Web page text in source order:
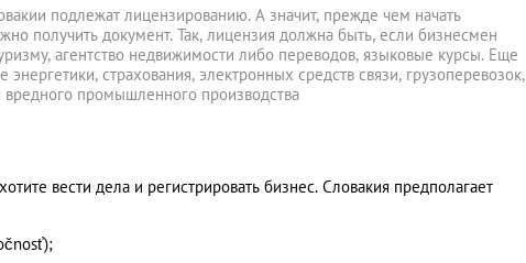
подлежат лицензированию. А значит, прежде чем начать
получить документ. Так, лицензия должна быть, если бизнесмен
агентство недвижимости либо переводов, языковые курсы. Еще
энергетики, страхования, электронных средств связи, грузоперевозок,
промышленного производства
вести дела и регистрировать бизнес. Словакия предполагает